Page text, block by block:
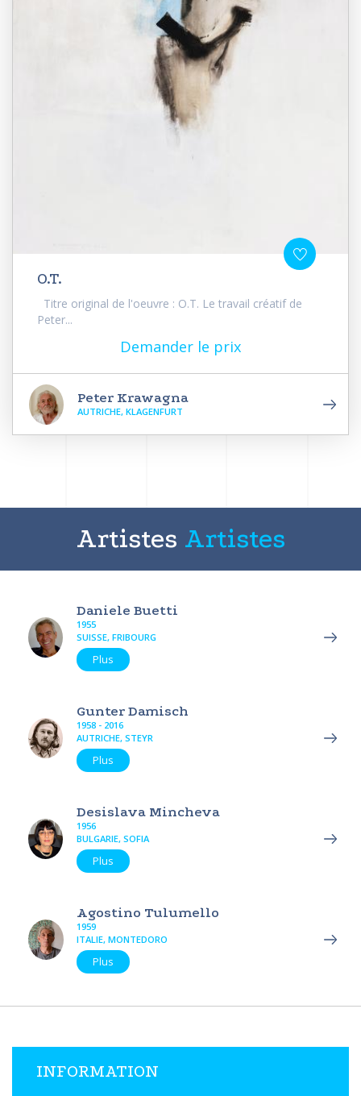
O.T.
Titre original de l'oeuvre : O.T. Le travail créatif de
Peter...
Demander le prix
Peter Krawagna
AUTRICHE, KLAGENFURT
Artistes Artistes
Daniele Buetti
1955
SUISSE, FRIBOURG
Plus
Gunter Damisch
1958 - 2016
AUTRICHE, STEYR
Plus
Desislava Mincheva
1956
BULGARIE, SOFIA
Plus
Agostino Tulumello
1959
ITALIE, MONTEDORO
Plus
INFORMATION